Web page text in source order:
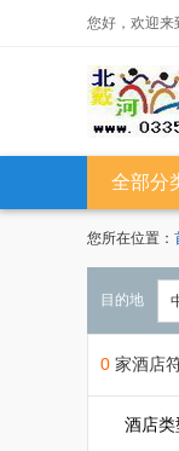
您好，欢迎来
全部分
您所在位置：
目的地
0 家酒店
酒店类